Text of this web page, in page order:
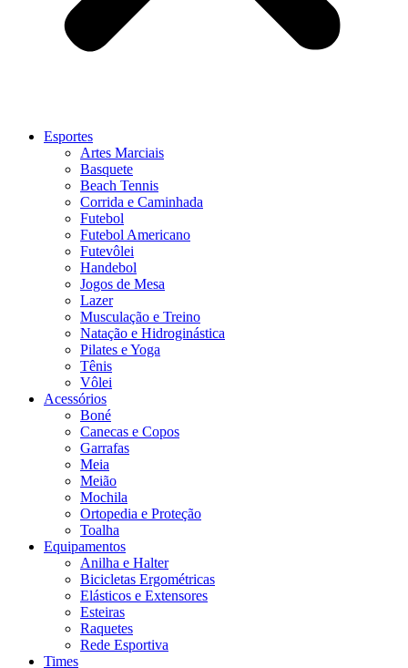
Esportes
Artes Marciais
Basquete
Beach Tennis
Corrida e Caminhada
Futebol
Futebol Americano
Futevôlei
Handebol
Jogos de Mesa
Lazer
Musculação e Treino
Natação e Hidroginástica
Pilates e Yoga
Tênis
Vôlei
Acessórios
Boné
Canecas e Copos
Garrafas
Meia
Meião
Mochila
Ortopedia e Proteção
Toalha
Equipamentos
Anilha e Halter
Bicicletas Ergométricas
Elásticos e Extensores
Esteiras
Raquetes
Rede Esportiva
Times